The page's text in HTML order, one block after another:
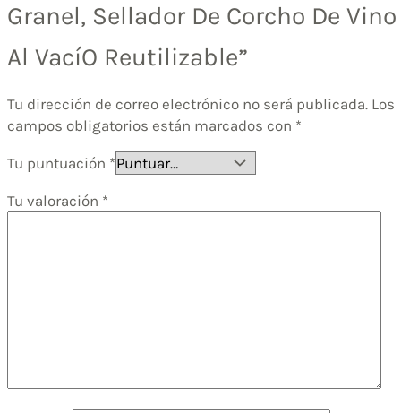
Granel, Sellador De Corcho De Vino
Al VacíO Reutilizable”
Tu dirección de correo electrónico no será publicada. Los
campos obligatorios están marcados con *
Tu puntuación *
Tu valoración *